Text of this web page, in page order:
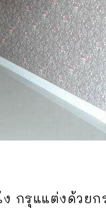
กรุแแต่งด้วยก